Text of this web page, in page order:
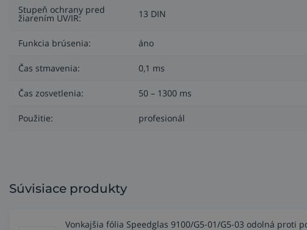
3M Speedsglas G5-01 prichádza s obrovským množstvom
technológiou Bluetooth. Spolu s aplikáciou 3M Connected
Stupeň ochrany pred
žiarením UV/IR: 13 DIN
Funkcia brúsenia: áno
Čas stmavenia: 0,1 ms
Čas zosvetlenia: 50 – 1300 ms
Použitie: profesionál
Súvisiace produkty
Vonkajšia fólia Speedglas 9100/G5-01/G5-03 odolná proti